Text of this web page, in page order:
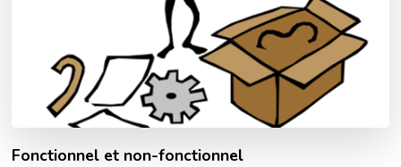
Fonctionnel et non-fonctionnel